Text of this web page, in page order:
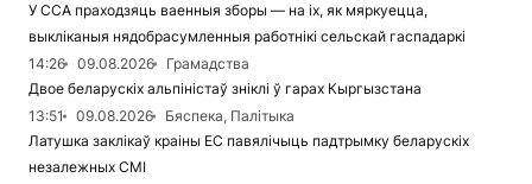
У ССА праходзяць ваенныя зборы — на іх, як мяркуецца,
выкліканыя нядобрасумленныя работнікі сельскай гаспадаркі
14:26
09.08.2026
Грамадства
Двое беларускіх альпіністаў зніклі ў гарах Кыргызстана
13:51
09.08.2026
Бяспека, Палітыка
Латушка заклікаў краіны ЕС павялічыць падтрымку беларускіх
незалежных СМІ